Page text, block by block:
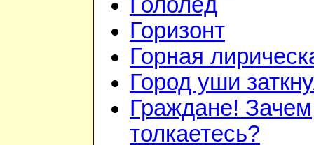
Гололёд
Горизонт
Горная
Город уши
Граждане! Зачем
толкаетесь?